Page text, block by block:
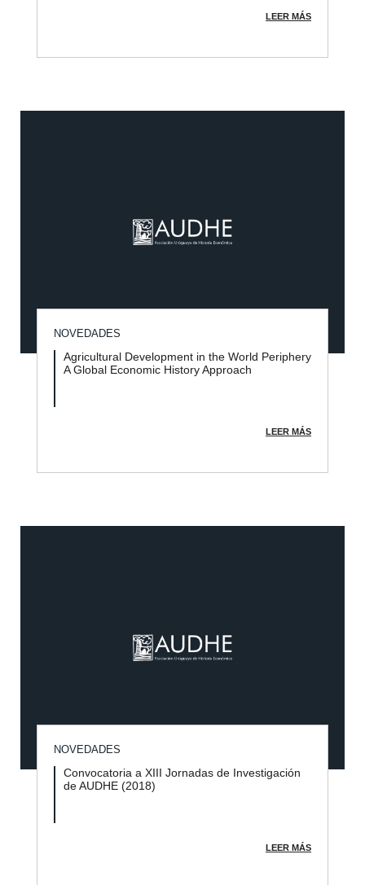
LEER MÁS
NOVEDADES
Agricultural Development in the World Periphery
A Global Economic History Approach
LEER MÁS
NOVEDADES
Convocatoria a XIII Jornadas de Investigación
de AUDHE (2018)
LEER MÁS